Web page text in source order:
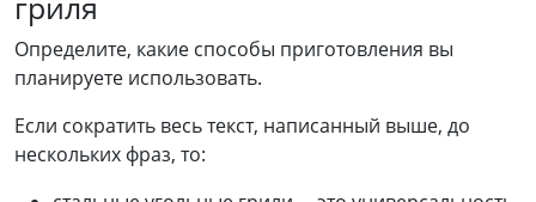
Определите, какие способы приготовления вы
планируете использовать.
Если сократить весь текст, написанный выше, до
нескольких фраз, то: